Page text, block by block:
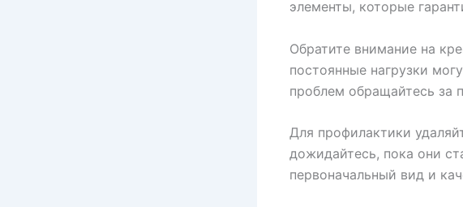
элементы, которые
Обратите внимание на
постоянные нагрузки
проблем обращайтесь за
Для профилактики
дожидайтесь, пока они
первоначальный вид и